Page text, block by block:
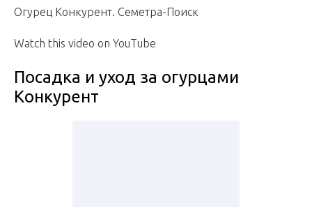
Огурец Конкурент. Семетра-Поиск
Watch this video on YouTube
Посадка и уход за огурцами
Конкурент